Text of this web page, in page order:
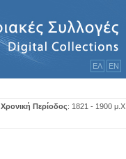
ΕΛ ΕΝ
Χρονική Περίοδος: 1821 - 1900 μ.Χ.